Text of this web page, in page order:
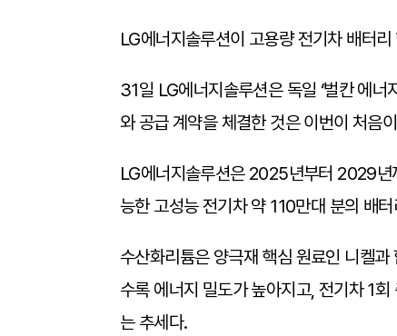
LG에너지솔루션이 고용량 전기차 배터
31일 LG에너지솔루션은 독일 ‘벌칸 에
와 공급 계약을 체결한 것은 이번이 처음
LG에너지솔루션은 2025년부터 2029
능한 고성능 전기차 약 110만대 분의 배
수산화리튬은 양극재 핵심 원료인 니켈
수록 에너지 밀도가 높아지고, 전기차 1
는 추세다.